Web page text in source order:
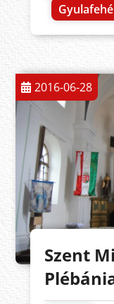
2016-06-28
Szent